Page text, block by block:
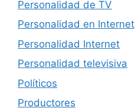
Personalidad de TV
Personalidad en Internet
Personalidad Internet
Personalidad televisiva
Políticos
Productores